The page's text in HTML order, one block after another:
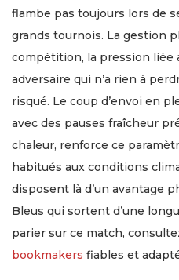
flambe pas toujours lors de
grands tournois. La gestion
compétition, la pression liée
adversaire qui n’a rien à
risqué. Le coup d’envoi en
avec des pauses fraîcheur
chaleur, renforce ce
habitués aux conditions
disposent là d’un avantage
Bleus qui sortent d’une
parier sur ce match,
bookmakers fiables et